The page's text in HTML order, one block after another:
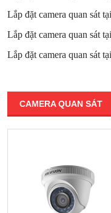
Lắp đặt camera quan sát
Lắp đặt camera quan sát
Lắp đặt camera quan sát
CAMERA QUAN SÁT